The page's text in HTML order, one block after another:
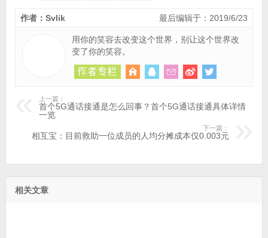
最后编辑于：2019/6/23
作者：Svlik
用你的笑容去改变这个世界，别让这个世界改
变了你的笑容。
上一篇：
首个5G通话接通是怎么回事？首个5G通话接通具体详情
一览
下一篇：
相互宝：目前救助一位成员的人均分摊成本仅0.003元
相关文章